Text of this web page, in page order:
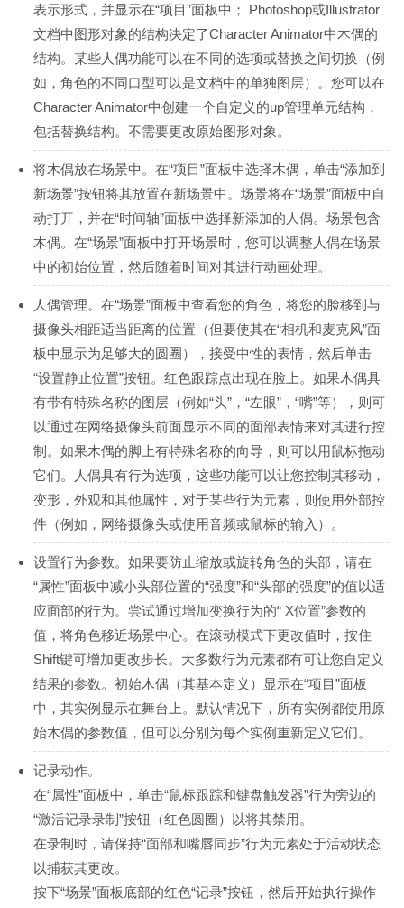
表示形式，并显示在“项目”面板中； Photoshop或Illustrator
文档中图形对象的结构决定了Character Animator中木偶的
结构。某些人偶功能可以在不同的选项或替换之间切换（例
如，角色的不同口型可以是文档中的单独图层）。您可以在
Character Animator中创建一个自定义的up管理单元结构，
包括替换结构。不需要更改原始图形对象。
将木偶放在场景中。在“项目”面板中选择木偶，单击“添加到
新场景”按钮将其放置在新场景中。场景将在“场景”面板中自
动打开，并在“时间轴”面板中选择新添加的人偶。场景包含
木偶。在“场景”面板中打开场景时，您可以调整人偶在场景
中的初始位置，然后随着时间对其进行动画处理。
人偶管理。在“场景”面板中查看您的角色，将您的脸移到与
摄像头相距适当距离的位置（但要使其在“相机和麦克风”面
板中显示为足够大的圆圈），接受中性的表情，然后单击
“设置静止位置”按钮。红色跟踪点出现在脸上。如果木偶具
有带有特殊名称的图层（例如“头”，“左眼”，“嘴”等），则可
以通过在网络摄像头前面显示不同的面部表情来对其进行控
制。如果木偶的脚上有特殊名称的向导，则可以用鼠标拖动
它们。人偶具有行为选项，这些功能可以让您控制其移动，
变形，外观和其他属性，对于某些行为元素，则使用外部控
件（例如，网络摄像头或使用音频或鼠标的输入）。
设置行为参数。如果要防止缩放或旋转角色的头部，请在
“属性”面板中减小头部位置的“强度”和“头部的强度”的值以适
应面部的行为。尝试通过增加变换行为的“ X位置”参数的
值，将角色移近场景中心。在滚动模式下更改值时，按住
Shift键可增加更改步长。大多数行为元素都有可让您自定义
结果的参数。初始木偶（其基本定义）显示在“项目”面板
中，其实例显示在舞台上。默认情况下，所有实例都使用原
始木偶的参数值，但可以分别为每个实例重新定义它们。
记录动作。
在“属性”面板中，单击“鼠标跟踪和键盘触发器”行为旁边的
“激活记录录制”按钮（红色圆圈）以将其禁用。
在录制时，请保持“面部和嘴唇同步”行为元素处于活动状态
以捕获其更改。
按下“场景”面板底部的红色“记录”按钮，然后开始执行操作